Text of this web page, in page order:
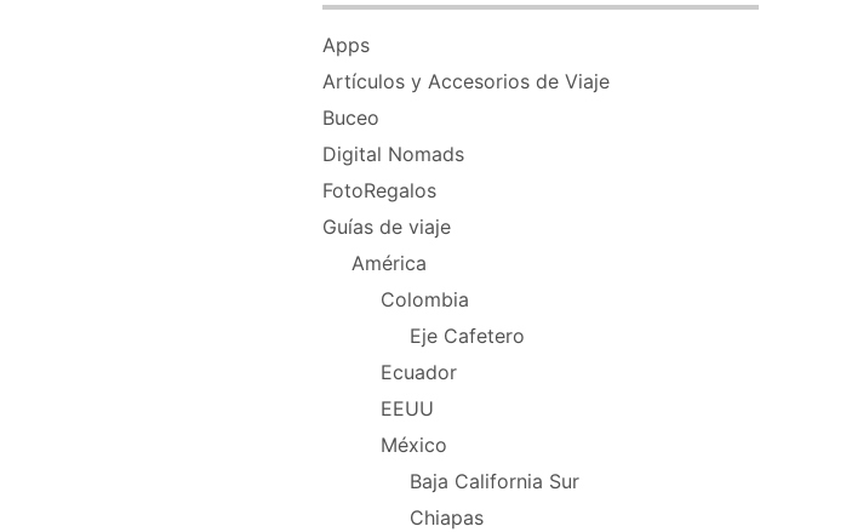
Apps
Artículos y Accesorios de Viaje
Buceo
Digital Nomads
FotoRegalos
Guías de viaje
América
Colombia
Eje Cafetero
Ecuador
EEUU
México
Baja California Sur
Chiapas